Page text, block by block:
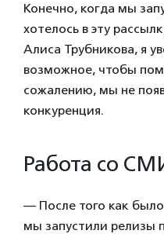
Конечно, когда мы
хотелось в эту
Алиса Трубникова, я
возможное, чтобы
сожалению, мы не
конкуренция.
Работа со
— После того как
мы запустили